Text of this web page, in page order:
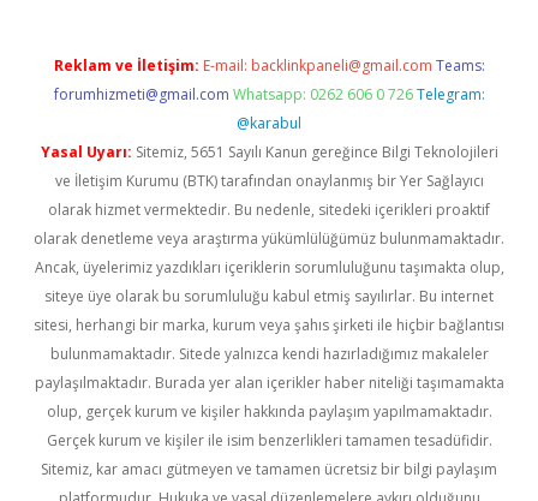
Reklam ve İletişim: E-mail: backlinkpaneli@gmail.com Teams:
forumhizmeti@gmail.com Whatsapp: 0262 606 0 726 Telegram:
@karabul
Yasal Uyarı: Sitemiz, 5651 Sayılı Kanun gereğince Bilgi Teknolojileri
ve İletişim Kurumu (BTK) tarafından onaylanmış bir Yer Sağlayıcı
olarak hizmet vermektedir. Bu nedenle, sitedeki içerikleri proaktif
olarak denetleme veya araştırma yükümlülüğümüz bulunmamaktadır.
Ancak, üyelerimiz yazdıkları içeriklerin sorumluluğunu taşımakta olup,
siteye üye olarak bu sorumluluğu kabul etmiş sayılırlar. Bu internet
sitesi, herhangi bir marka, kurum veya şahıs şirketi ile hiçbir bağlantısı
bulunmamaktadır. Sitede yalnızca kendi hazırladığımız makaleler
paylaşılmaktadır. Burada yer alan içerikler haber niteliği taşımamakta
olup, gerçek kurum ve kişiler hakkında paylaşım yapılmamaktadır.
Gerçek kurum ve kişiler ile isim benzerlikleri tamamen tesadüfidir.
Sitemiz, kar amacı gütmeyen ve tamamen ücretsiz bir bilgi paylaşım